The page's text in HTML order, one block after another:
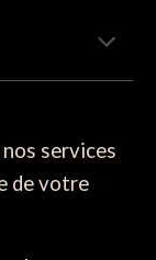
services
de votre